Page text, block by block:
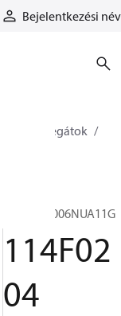
Bejelentkezési név
Aggregátok
OP-LCNC006NUA11G
114F02
04